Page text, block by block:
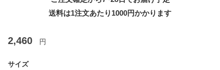
送料は1注文あたり 1000円かかります
2,460 円
サイズ